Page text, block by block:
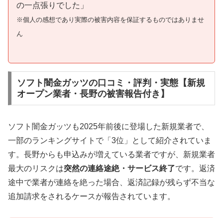
の一点張りでした」
※個人の感想であり実際の被害内容を保証するものではありませ
ん
ソフト闇金ガッツの口コミ・評判・実態【新規
オープン業者・長野の被害報告付き】
ソフト闇金ガッツも2025年前後に登場した新規業者で、
一部のランキングサイトで「3位」として紹介されていま
す。長野からも申込みが増えている業者ですが、新規業者
最大のリスクは突然の連絡途絶・サービス終了です。返済
途中で業者が連絡を絶った場合、返済記録が残らず不当な
追加請求をされるケースが報告されています。